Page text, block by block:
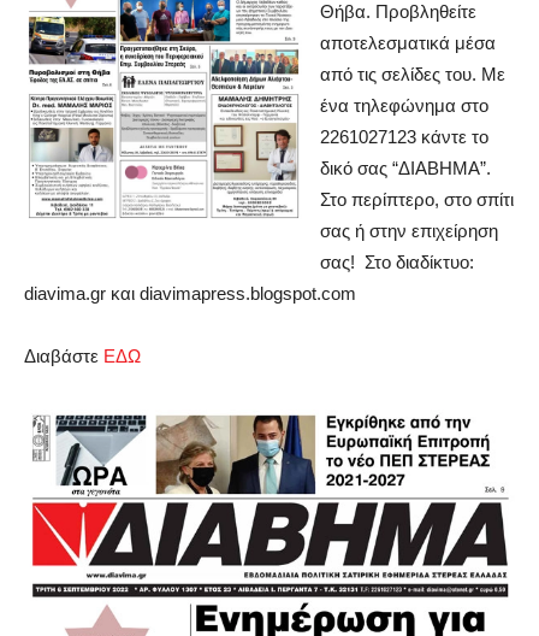
Θήβα. Προβληθείτε
αποτελεσματικά μέσα
από τις σελίδες του. Με
ένα τηλεφώνημα στο
2261027123 κάντε το
δικό σας “ΔΙΑΒΗΜΑ”.
Στο περίπτερο, στο σπίτι
σας ή στην επιχείρηση
σας! Στο διαδίκτυο:
diavima.gr και diavimapress.blogspot.com
Διαβάστε ΕΔΩ